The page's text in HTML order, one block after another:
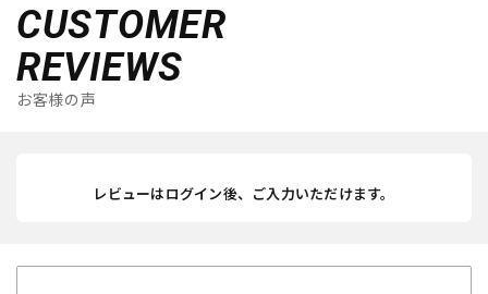
CUSTOMER
REVIEWS
お客様の声
レビューはログイン後、ご入力いただけます。